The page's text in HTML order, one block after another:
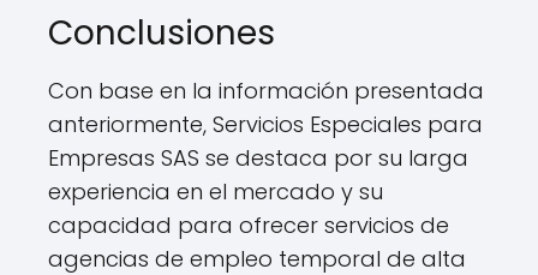
Conclusiones
Con base en la información presentada
anteriormente, Servicios Especiales para
Empresas SAS se destaca por su larga
experiencia en el mercado y su
capacidad para ofrecer servicios de
agencias de empleo temporal de alta